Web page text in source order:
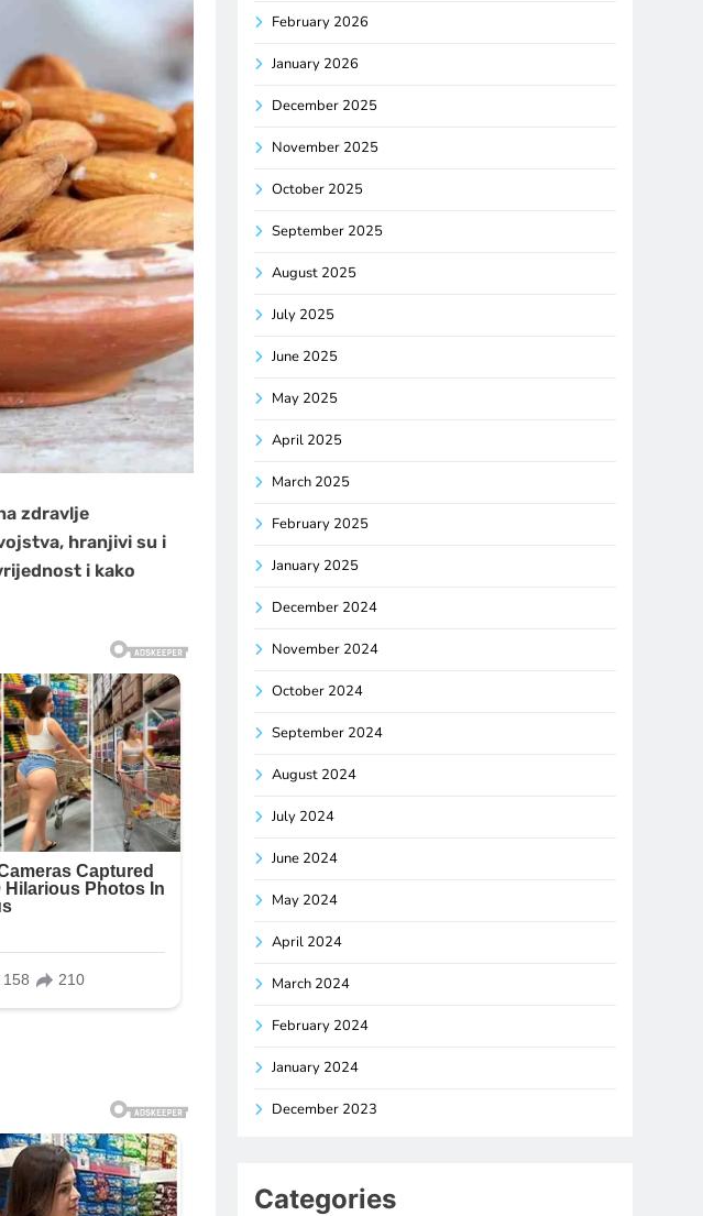
zdravlje
hranjivi su i
i kako
February 2026
January 2026
December 2025
November 2025
October 2025
September 2025
August 2025
July 2025
June 2025
May 2025
April 2025
March 2025
February 2025
January 2025
December 2024
November 2024
October 2024
September 2024
August 2024
July 2024
June 2024
May 2024
April 2024
March 2024
February 2024
January 2024
December 2023
Categories